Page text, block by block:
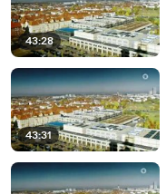
43:28
43:31